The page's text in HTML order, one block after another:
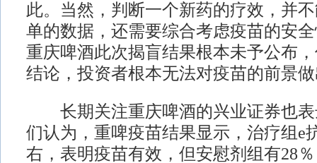
此。当然，判断一个新药的疗效，并
单的数据，还需要综合考虑疫苗的安
重庆啤酒此次揭盲结果根本未予公布
结论，投资者根本无法对疫苗的前景
长期关注重庆啤酒的兴业证券也表
们认为，重啤疫苗结果显示，治疗组e
右，表明疫苗有效，但安慰剂组有28